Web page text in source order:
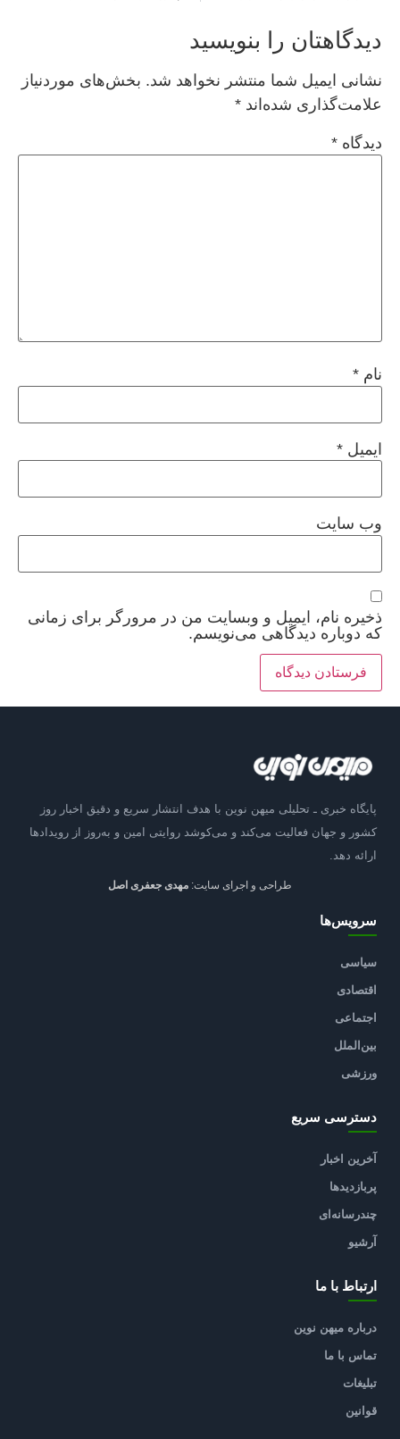
دیدگاهتان را بنویسید
نشانی ایمیل شما منتشر نخواهد شد. بخش‌های موردنیاز
علامت‌گذاری شده‌اند *
دیدگاه *
نام *
ایمیل *
وب‌ سایت
ذخیره نام، ایمیل و وبسایت من در مرورگر برای زمانی
که دوباره دیدگاهی می‌نویسم.
پایگاه خبری ـ تحلیلی میهن نوین با هدف انتشار سریع و دقیق اخبار روز
کشور و جهان فعالیت می‌کند و می‌کوشد روایتی امین و به‌روز از رویدادها
ارائه دهد.
طراحی و اجرای سایت: مهدی جعفری اصل
سرویس‌ها
سیاسی
اقتصادی
اجتماعی
بین‌الملل
ورزشی
دسترسی سریع
آخرین اخبار
پربازدیدها
چندرسانه‌ای
آرشیو
ارتباط با ما
درباره میهن نوین
تماس با ما
تبلیغات
قوانین